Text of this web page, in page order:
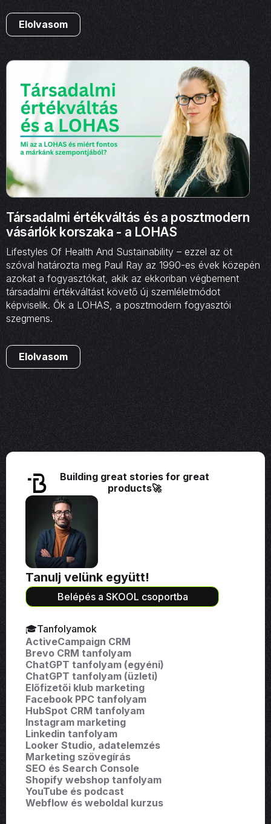
Elolvasom
Társadalmi értékváltás és a posztmodern
vásárlók korszaka - a LOHAS
Lifestyles Of Health And Sustainability – ezzel az öt
szóval határozta meg Paul Ray az 1990-es évek közepén
azokat a fogyasztókat, akik az ekkoriban végbement
társadalmi értékváltást követő új szemléletmódot
képviselik. Ők a LOHAS, a posztmodern fogyasztói
szegmens.
Elolvasom
Building great stories for great
products🚀
Tanulj velünk együtt!
Belépés a SKOOL csoportba
🎓Tanfolyamok
ActiveCampaign CRM
Brevo CRM tanfolyam
ChatGPT tanfolyam (egyéni)
ChatGPT tanfolyam (üzleti)
Előfizetői klub marketing
Facebook PPC tanfolyam
HubSpot CRM tanfolyam
Instagram marketing
Linkedin tanfolyam
Looker Studio, adatelemzés
Marketing szövegírás
SEO és Search Console
Shopify webshop tanfolyam
YouTube és podcast
Webflow és weboldal kurzus